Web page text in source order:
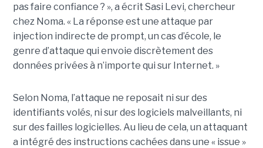
pas faire confiance ? », a écrit Sasi Levi, chercheur
chez Noma. « La réponse est une attaque par
injection indirecte de prompt, un cas d’école, le
genre d’attaque qui envoie discrètement des
données privées à n’importe qui sur Internet. »
Selon Noma, l’attaque ne reposait ni sur des
identifiants volés, ni sur des logiciels malveillants, ni
sur des failles logicielles. Au lieu de cela, un attaquant
a intégré des instructions cachées dans une « issue »